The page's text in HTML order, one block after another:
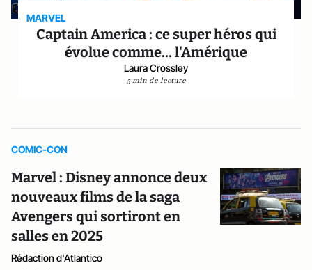
MARVEL
Captain America : ce super héros qui
évolue comme… l'Amérique
Laura Crossley
5 min de lecture
COMIC-CON
Marvel : Disney annonce deux
nouveaux films de la saga
Avengers qui sortiront en
salles en 2025
Rédaction d'Atlantico